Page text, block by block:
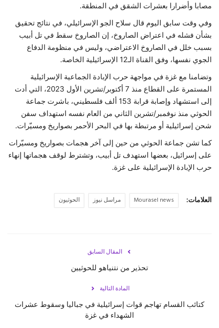
مصابا وأضرارا بعشرات الشقق في المنطقة.
وفي وقت سابق اليوم قال سلاح الجو الإسرائيلي، في نتائج تحقيق
بشأن فشله في اعتراض الصاروخ، إن الصاروخ سقط في تل أبيب
بسبب خلل في الصاروخ الاعتراضي، وليس في منظومة الدفاع
الجوي نفسها، وفق القناة الـ12 الإسرائيلية الخاصة.
وتضامنا مع غزة في مواجهة حرب الإبادة الجماعية الإسرائيلية
المستمرة على القطاع منذ 7 أكتوبر/تشرين الأول 2023، التي أدت
إلى استشهاد وإصابة قرابة 153 ألف فلسطيني، باشرت جماعة
الحوثي منذ نوفمبر/تشرين الثاني من العام نفسه استهداف سفن
شحن إسرائيلية أو مرتبطة بها في البحر الأحمر بصواريخ ومسيّرات.
كما تشن جماعة الحوثي من حين إلى آخر هجمات بصواريخ ومسيّرات
على إسرائيل، بعضها استهدف تل أبيب، وتشترط لوقف هجماتها إنهاء
حرب الإبادة الإسرائيلية على غزة.
العلامات: Mourasel news مراسل نيوز الحوثيون
المقال السابق
تحذير من نتنياهو للحوثيين
المادة التالية
كتائب القسام تهاجم قوات إسرائيلية في جباليا وسقوط عشرات
الشهداء في غزة